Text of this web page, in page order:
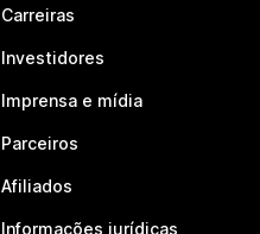
Carreiras
Investidores
Imprensa e mídia
Parceiros
Afiliados
Informações jurídicas